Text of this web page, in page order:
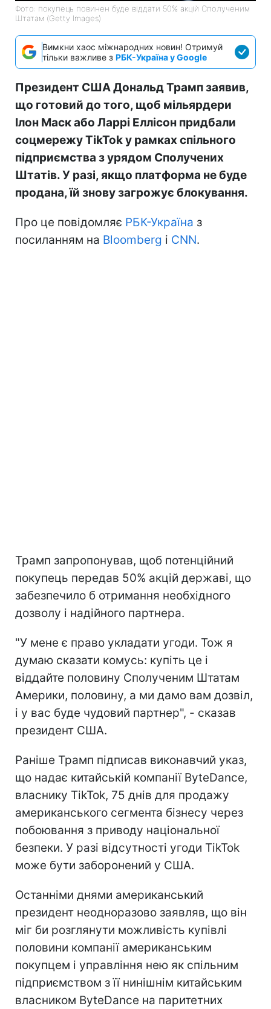
Фото: покупець повинен буде віддати 50% акцій Сполученим
Штатам (Getty Images)
Вимкни хаос міжнародних новин! Отримуй
тільки важливе з РБК-Україна у Google
Президент США Дональд Трамп заявив,
що готовий до того, щоб мільярдери
Ілон Маск або Ларрі Еллісон придбали
соцмережу TikTok у рамках спільного
підприємства з урядом Сполучених
Штатів. У разі, якщо платформа не буде
продана, їй знову загрожує блокування.
Про це повідомляє РБК-Україна з
посиланням на Bloomberg і CNN.
Трамп запропонував, щоб потенційний
покупець передав 50% акцій державі, що
забезпечило б отримання необхідного
дозволу і надійного партнера.
"У мене є право укладати угоди. Тож я
думаю сказати комусь: купіть це і
віддайте половину Сполученим Штатам
Америки, половину, а ми дамо вам дозвіл,
і у вас буде чудовий партнер", - сказав
президент США.
Раніше Трамп підписав виконавчий указ,
що надає китайській компанії ByteDance,
власнику TikTok, 75 днів для продажу
американського сегмента бізнесу через
побоювання з приводу національної
безпеки. У разі відсутності угоди TikTok
може бути заборонений у США.
Останніми днями американський
президент неодноразово заявляв, що він
міг би розглянути можливість купівлі
половини компанії американським
покупцем і управління нею як спільним
підприємством з її нинішнім китайським
власником ByteDance на паритетних